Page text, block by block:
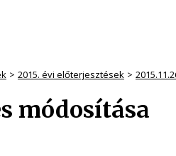
2015. évi előterjesztések
módosítása